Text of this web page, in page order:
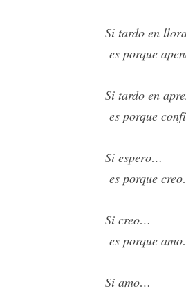
Si tardo en
es porque
Si tardo en
es porque
Si espero…
es porque
Si creo…
es porque
Si amo…